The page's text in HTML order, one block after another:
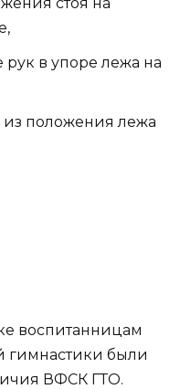
в упоре лежа на
положения лежа
воспитанницам
гимнастики были
ВФСК ГТО.